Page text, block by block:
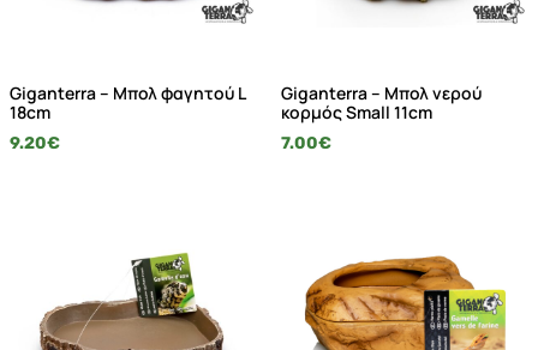
Giganterra – Μπολ φαγητού L
18cm
9.20€
Giganterra – Μπολ νερού
κορμός Small 11cm
7.00€